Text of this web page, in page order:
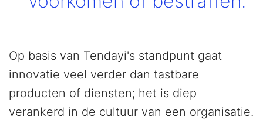
Op basis van Tendayi's standpunt gaat
innovatie veel verder dan tastbare
producten of diensten; het is diep
verankerd in de cultuur van een organisatie.